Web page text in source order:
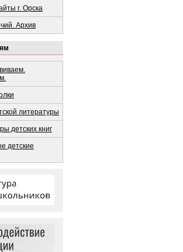
г. Орска
Архив
литературы
детских книг
детские